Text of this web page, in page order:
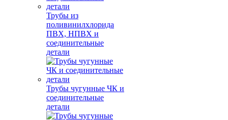
Трубы из
поливинилхлорида
ПВХ, НПВХ и
соединительные
детали
Трубы чугунные ЧК и
соединительные
детали